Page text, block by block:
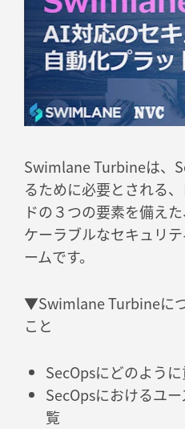
Swimlane Turbineは、
るために必要とされる
ドの３つの要素を備え
ケーラブルなセキュリ
ームです。
▼Swimlane Turbineに
こと
SecOpsにどのよう
SecOpsにおけるユ
覧